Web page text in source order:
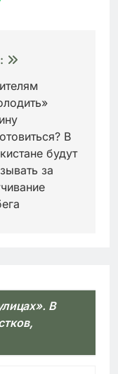
В
будут
за
В